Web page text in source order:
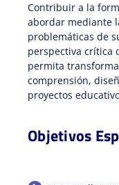
Contribuir a la
abordar mediante
problemáticas de
perspectiva crítica
permita
comprensión,
proyectos
Objetivos